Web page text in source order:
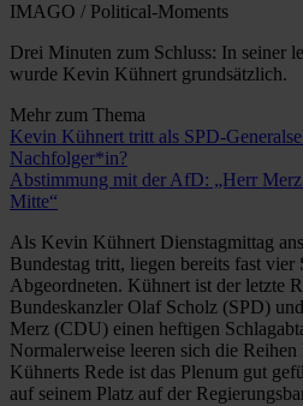
IMAGO / Political-Moments
Drei Minuten zum Schluss: In seiner
wurde Kevin Kühnert grundsätzlich.
Mehr zum Thema
Kevin Kühnert tritt als SPD-
Nachfolger*in?
Abstimmung mit der AfD: „Herr
Mitte“
Als Kevin Kühnert Dienstagmittag
Bundestag tritt, liegen bereits fast vier
Abgeordneten. Kühnert ist der letzte
Bundeskanzler Olaf Scholz (SPD)
Merz (CDU) einen heftigen
Normalerweise leeren sich die
Kühnerts Rede ist das Plenum gut
auf seinem Platz auf der